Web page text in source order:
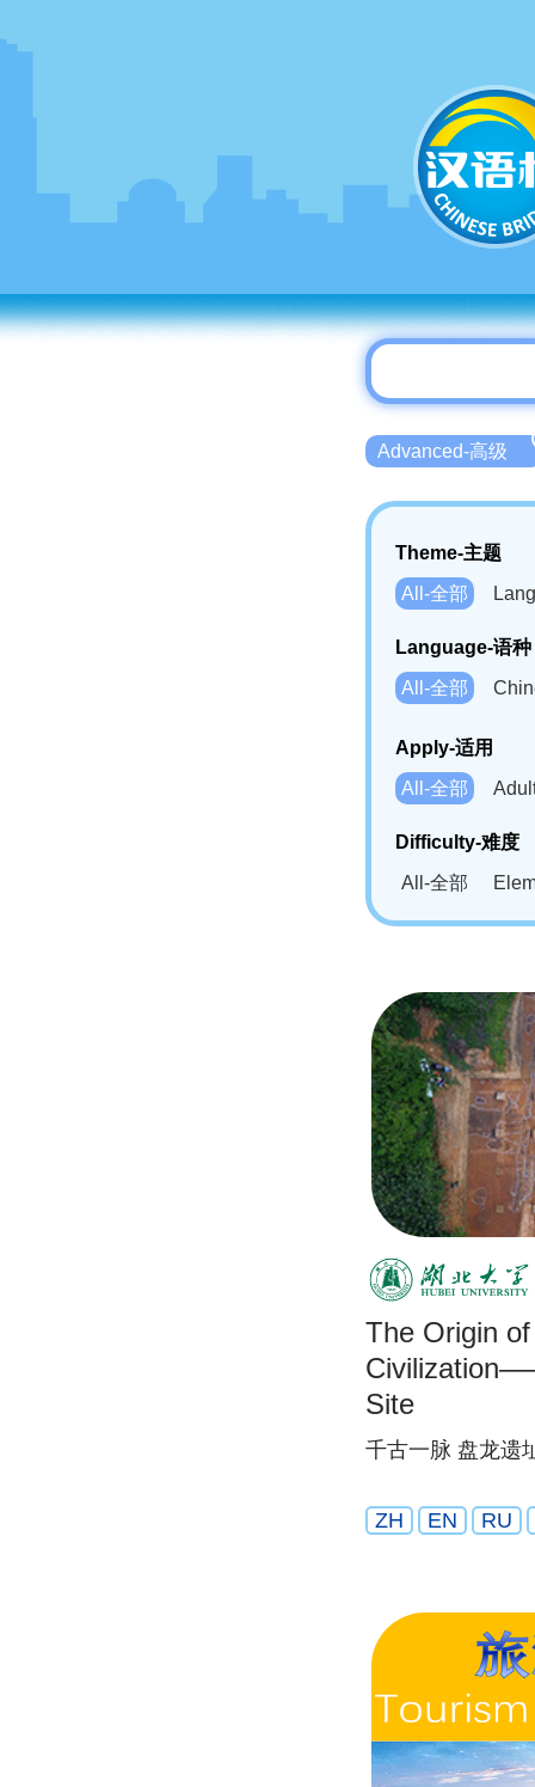
Advanced-高级
Theme-主题
All-全部
Language-语种
All-全部
Bahasa
Swahili(SW)-
Apply-适用
All-全部
Difficulty-难度
All-全部
The Origin
Site
千古一脉 盘龙遗
ZH EN RU